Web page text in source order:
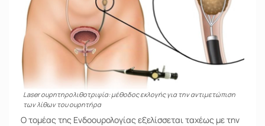
Laser ουρητηρολιθοτριψία: μέθοδος εκλογής για την αντιμετώπιση
των λίθων του ουρητήρα
Ο τομέας της Ενδοουρολογίας εξελίσσεται ταχέως με την